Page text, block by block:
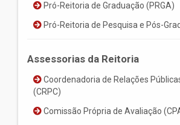
Pró-Reitoria de Graduação (PRGA)
Pró-Reitoria de Pesquisa e Pós-
Assessorias da Reitoria
Coordenadoria de Relações
(CRPC)
Comissão Própria de Avaliação